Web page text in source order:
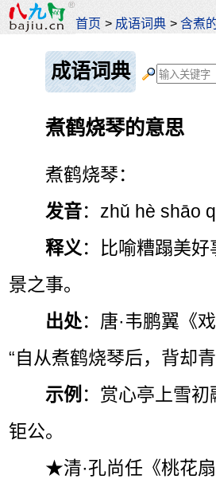
首页 > 成语词典 >含煮
成语词典
煮鹤烧琴的意思
煮鹤烧琴：
发音：zhǔ hè shāo
释义 ：比喻糟蹋美
景之事。
出处：唐·韦鹏翼《
“自从煮鹤烧琴后，背却
示例 ：赏心亭上雪初
钜公。
★清·孔尚任《桃花扇